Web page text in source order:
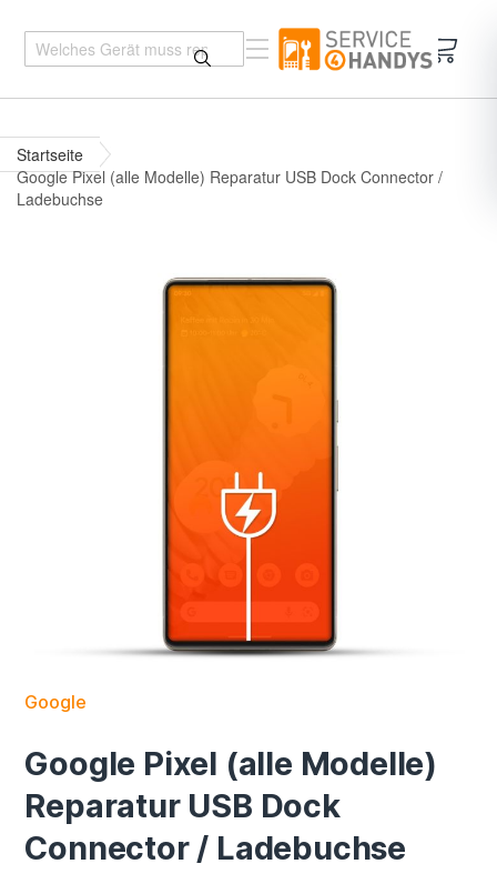
Startseite
Google Pixel (alle Modelle) Reparatur USB Dock Connector /
Ladebuchse
Google
Google Pixel (alle Modelle)
Reparatur USB Dock
Connector / Ladebuchse